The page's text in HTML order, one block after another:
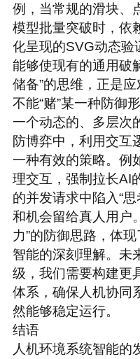
例，当常规的滑块、
模型批量突破时，依
化呈现的SVG动态验
能够使现有的通用破
储备”的思维，正是
不能“赌”某一种防御
一个动态的、多层次
防博弈中，利用交互
一种有效的策略。例
理交互，强制拉长AI
的并发请求中陷入“
和机会留给真人用户
力”的防御思路，体
智能的深刻理解。未
级，我们需要构建更
体系，确保人机协同
然能够稳定运行。
结语
人机环境系统智能的